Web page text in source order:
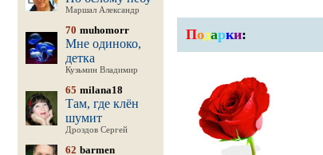
Маршал Александр
70 muhomorr
Мне одиноко,
детка
Кузьмин Владимир
65 milana18
Там, где клён
шумит
Дроздов Сергей
62 barmen
Подарки: